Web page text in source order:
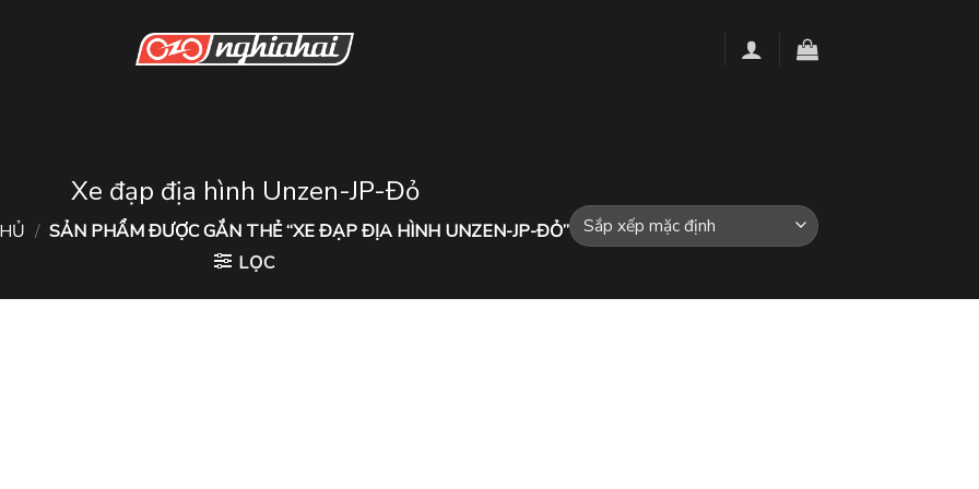
Xe đạp địa hình Unzen-JP-Đỏ
/ SẢN PHẨM ĐƯỢC GẮN THẺ “XE ĐẠP ĐỊA HÌNH UNZEN-JP-ĐỎ”
LỌC